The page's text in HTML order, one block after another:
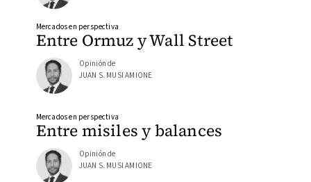
Entre Ormuz y Wall Street
Mercados en perspectiva
Opinión de
JUAN S. MUSI AMIONE
Entre misiles y balances
Mercados en perspectiva
Opinión de
JUAN S. MUSI AMIONE